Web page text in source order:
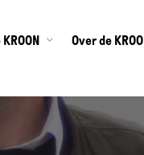
Over de